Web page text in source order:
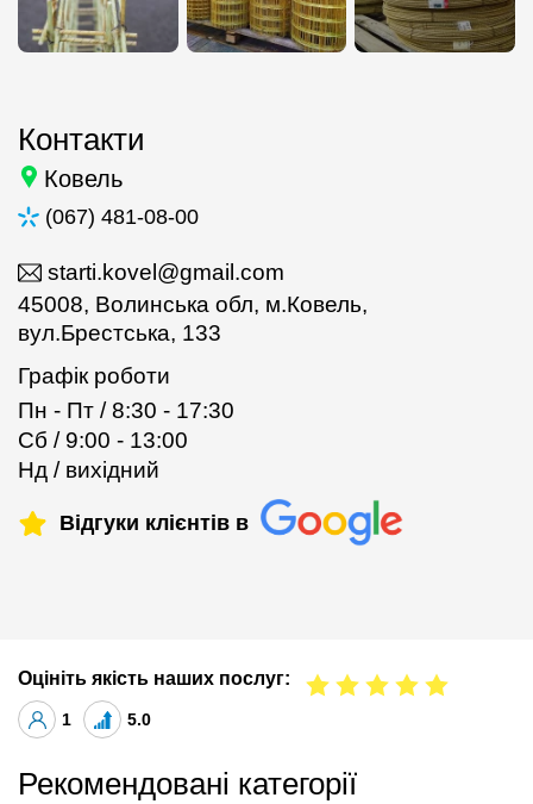
Контакти
Ковель
(067) 481-08-00
starti.kovel@gmail.com
45008, Волинська обл, м.Ковель,
вул.Брестська, 133
Графік роботи
Пн - Пт / 8:30 - 17:30
Сб / 9:00 - 13:00
Нд / вихідний
Відгуки клієнтів в
Оцініть якість наших послуг:
1 5.0
Рекомендовані категорії